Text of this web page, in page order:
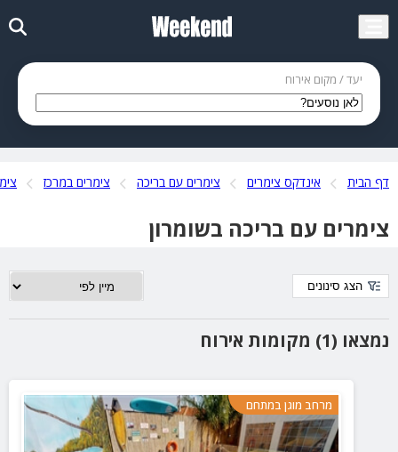
יעד / מקום אירוח
דף הבית אינדקס צימרים צימרים עם בריכה צימרים במרכז
צימרים עם בריכה בשומרון
נמצאו (1) מקומות אירוח
הצג סינונים
מרחב מוגן במתחם